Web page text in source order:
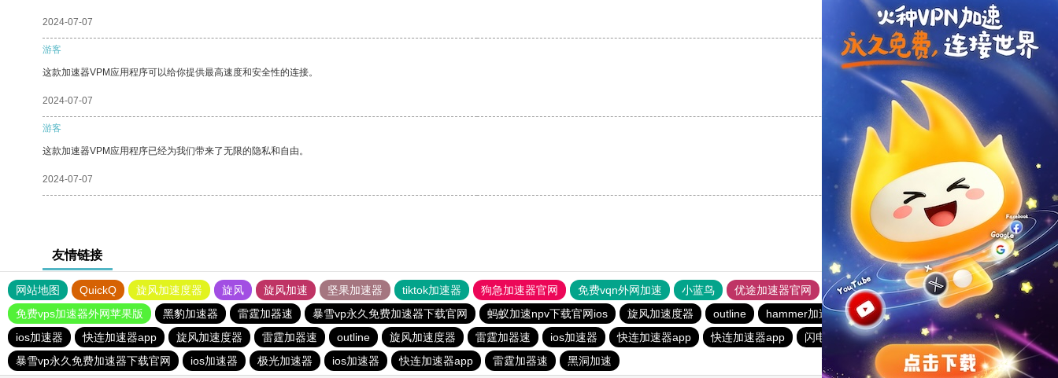
2024-07-07 支持[0] 反对
游客
这款加速器VPM应用程序可以给你提供最高速度和安全性的连接。
2024-07-07 支持
游客
这款加速器VPM应用程序已经为我们带来了无限的隐私和自由。
2024-07-07 支持 反对 [0]
友情链接
网站地图 QuickQ 旋风加速度器 旋风 旋风加速 坚果加速器 tiktok加速器 狗急加速器官网 免费vqn外网加速 小蓝鸟 优途加速器官网 风驰加速器 旋风加速器
八戒看书
免费vps加速器外网苹果版
黑豹加速器 雷霆加器速 暴雪vp永久免费加速器下载官网 蚂蚁加速npv下载官网ios 旋风加速度器 outline hammer加速器 outline 一元机场
outline
ios加速器
快连加速器app 旋风加速度器 雷霆加器速 outline 旋风加速度器 雷霆加器速 ios加速器 快连加速器app 快连加速器app 闪电猫加速器
旋风加速度器
暴雪vp永久免费加速器下载官网
ios加速器 极光加速器 ios加速器 快连加速器app 雷霆加器速 黑洞加速